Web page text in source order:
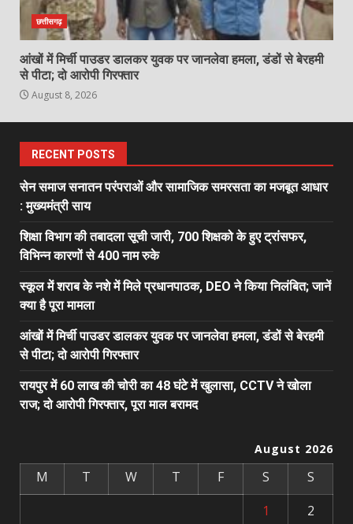
छत्तीसगढ़
आंखों में मिर्ची पाउडर डालकर युवक पर जानलेवा हमला, डंडों से बेरहमी
से पीटा; दो आरोपी गिरफ्तार
August 8, 2026
RECENT POSTS
सेन समाज सनातन परंपराओं और सामाजिक समरसता का मजबूत आधार
: मुख्यमंत्री साय
शिक्षा विभाग की तबादला सूची जारी, 700 शिक्षको के हुए ट्रांसफर,
विभिन्न कारणों से 400 नाम रुके
स्कूल में शराब के नशे में मिले प्रधानपाठक, DEO ने किया निलंबित; जानें
क्या है पूरा मामला
आंखों में मिर्ची पाउडर डालकर युवक पर जानलेवा हमला, डंडों से बेरहमी
से पीटा; दो आरोपी गिरफ्तार
रायपुर में 60 लाख की चोरी का 48 घंटे में खुलासा, CCTV ने खोला
राज; दो आरोपी गिरफ्तार, पूरा माल बरामद
August 2026
M T W T F S
S
1
2